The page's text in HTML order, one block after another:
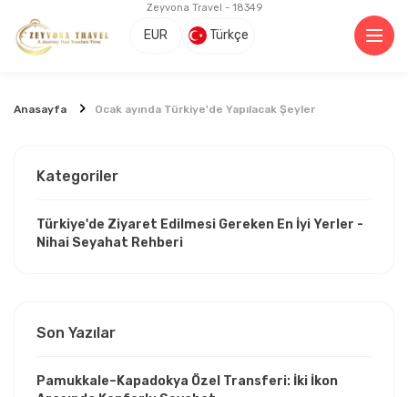
Zeyvona Travel - 18349
EUR Türkçe
Anasayfa Ocak ayında Türkiye'de Yapılacak Şeyler
Kategoriler
Türkiye'de Ziyaret Edilmesi Gereken En İyi Yerler -
Nihai Seyahat Rehberi
Son Yazılar
Pamukkale–Kapadokya Özel Transferi: İki İkon